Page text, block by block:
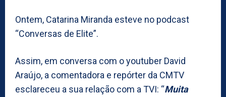
Ontem, Catarina Miranda esteve no podcast
“Conversas de Elite”.
Assim, em conversa com o youtuber David
Araújo, a comentadora e repórter da CMTV
esclareceu a sua relação com a TVI: “Muita